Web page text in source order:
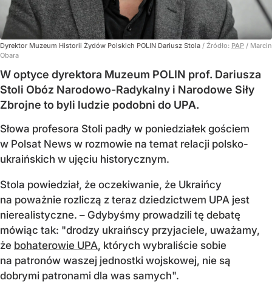
Dyrektor Muzeum Historii Żydów Polskich POLIN Dariusz Stola / Źródło: PAP / Marcin
Obara
W optyce dyrektora Muzeum POLIN prof. Dariusza
Stoli Obóz Narodowo-Radykalny i Narodowe Siły
Zbrojne to byli ludzie podobni do UPA.
Słowa profesora Stoli padły w poniedziałek gościem
w Polsat News w rozmowie na temat relacji polsko-
ukraińskich w ujęciu historycznym.
Stola powiedział, że oczekiwanie, że Ukraińcy
na poważnie rozliczą z teraz dziedzictwem UPA jest
nierealistyczne. – Gdybyśmy prowadzili tę debatę
mówiąc tak: "drodzy ukraińscy przyjaciele, uważamy,
że bohaterowie UPA, których wybraliście sobie
na patronów waszej jednostki wojskowej, nie są
dobrymi patronami dla was samych".